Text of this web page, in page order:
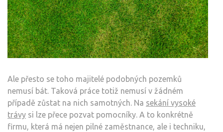
Ale přesto se toho majitelé podobných pozemků
nemusí bát. Taková práce totiž nemusí v žádném
případě zůstat na nich samotných. Na sekání vysoké
trávy si lze přece pozvat pomocníky. A to konkrétně
firmu, která má nejen pilné zaměstnance, ale i techniku,